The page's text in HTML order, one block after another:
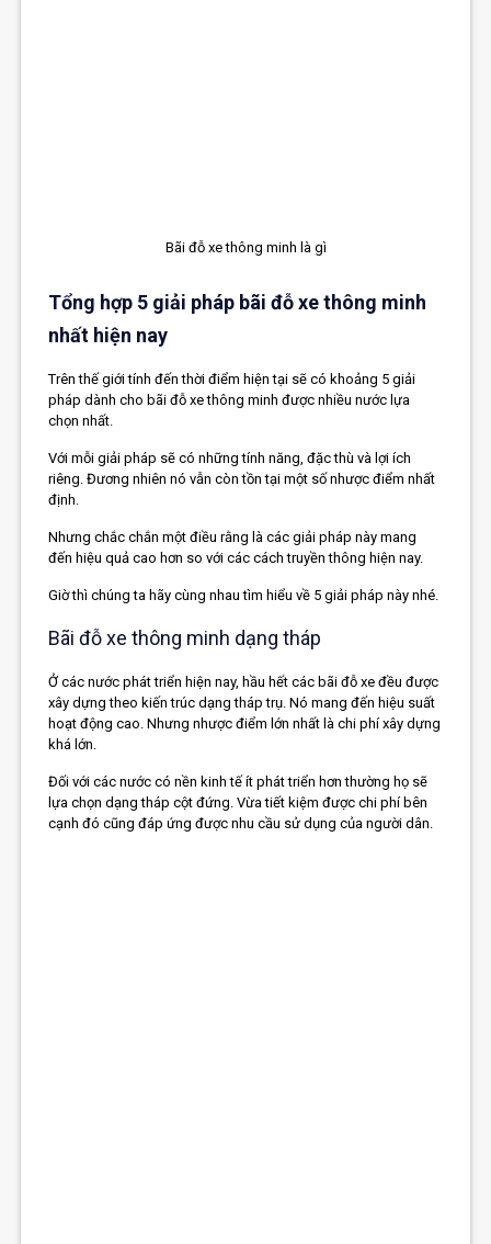
Bãi đỗ xe thông minh là gì
Tổng hợp 5 giải pháp bãi đỗ xe thông minh
nhất hiện nay
Trên thế giới tính đến thời điểm hiện tại sẽ có khoảng 5 giải
pháp dành cho bãi đỗ xe thông minh được nhiều nước lựa
chọn nhất.
Với mỗi giải pháp sẽ có những tính năng, đặc thù và lợi ích
riêng. Đương nhiên nó vẫn còn tồn tại một số nhược điểm nhất
định.
Nhưng chắc chắn một điều rằng là các giải pháp này mang
đến hiệu quả cao hơn so với các cách truyền thông hiện nay.
Giờ thì chúng ta hãy cùng nhau tìm hiểu về 5 giải pháp này nhé.
Bãi đỗ xe thông minh dạng tháp
Ở các nước phát triển hiện nay, hầu hết các bãi đỗ xe đều được
xây dựng theo kiến trúc dạng tháp trụ. Nó mang đến hiệu suất
hoạt động cao. Nhưng nhược điểm lớn nhất là chi phí xây dựng
khá lớn.
Đối với các nước có nền kinh tế ít phát triển hơn thường họ sẽ
lựa chọn dạng tháp cột đứng. Vừa tiết kiệm được chi phí bên
cạnh đó cũng đáp ứng được nhu cầu sử dụng của người dân.